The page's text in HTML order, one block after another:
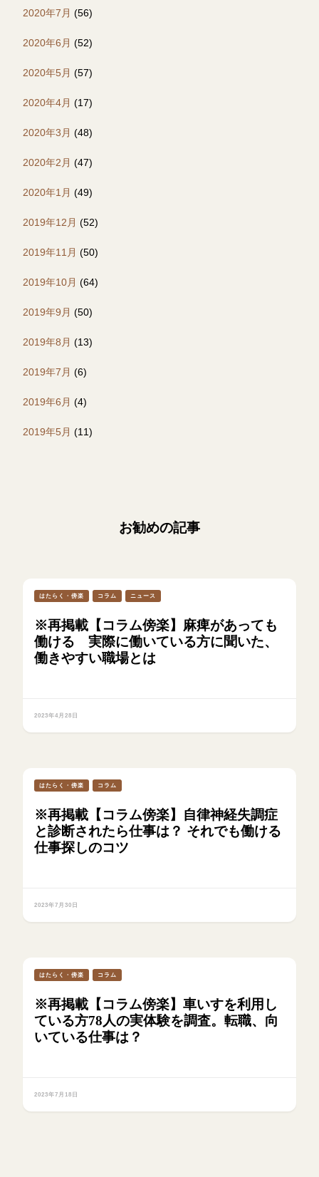
2020年7月 (56)
2020年6月 (52)
2020年5月 (57)
2020年4月 (17)
2020年3月 (48)
2020年2月 (47)
2020年1月 (49)
2019年12月 (52)
2019年11月 (50)
2019年10月 (64)
2019年9月 (50)
2019年8月 (13)
2019年7月 (6)
2019年6月 (4)
2019年5月 (11)
お勧めの記事
はたらく・傍楽 コラム ニュース
※再掲載【コラム傍楽】麻痺があっても
働ける 実際に働いている方に聞いた、
働きやすい職場とは
2023年4月28日
はたらく・傍楽 コラム
※再掲載【コラム傍楽】自律神経失調症
と診断されたら仕事は？ それでも働ける
仕事探しのコツ
2023年7月30日
はたらく・傍楽 コラム
※再掲載【コラム傍楽】車いすを利用し
ている方78人の実体験を調査。転職、向
いている仕事は？
2023年7月18日